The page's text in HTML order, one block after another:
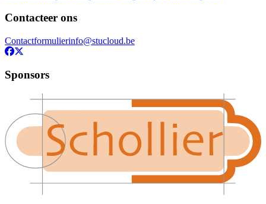
Contacteer ons
Contactformulierinfo@stucloud.be
Sponsors